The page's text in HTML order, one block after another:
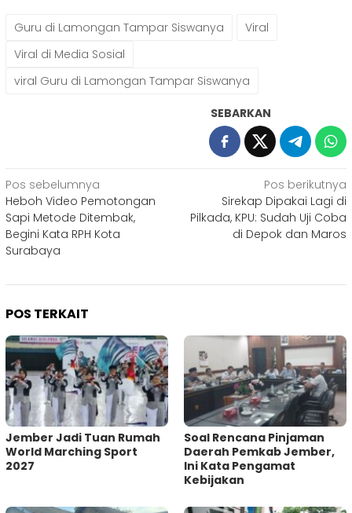
Guru di Lamongan Tampar Siswanya
Viral
Viral di Media Sosial
viral Guru di Lamongan Tampar Siswanya
SEBARKAN
Navigasi
pos
Pos sebelumnya
Heboh Video Pemotongan
Sapi Metode Ditembak,
Begini Kata RPH Kota
Surabaya
Pos berikutnya
Sirekap Dipakai Lagi di
Pilkada, KPU: Sudah Uji Coba
di Depok dan Maros
POS TERKAIT
Jember Jadi Tuan Rumah
World Marching Sport
2027
‎Soal Rencana Pinjaman
Daerah Pemkab Jember,
Ini Kata Pengamat
Kebijakan ‎